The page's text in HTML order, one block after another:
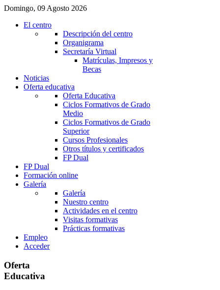
Domingo, 09 Agosto 2026
El centro
Descripción del centro
Organigrama
Secretaría Virtual
Matrículas, Impresos y
Becas
Noticias
Oferta educativa
Oferta Educativa
Ciclos Formativos de Grado
Medio
Ciclos Formativos de Grado
Superior
Cursos Profesionales
Otros títulos y certificados
FP Dual
FP Dual
Formación online
Galería
Galería
Nuestro centro
Actividades en el centro
Visitas formativas
Prácticas formativas
Empleo
Acceder
Oferta
Educativa